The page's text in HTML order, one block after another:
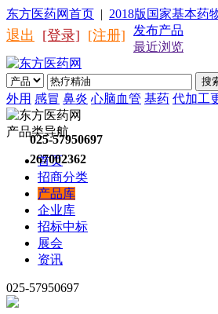
东方医药网首页 | 2018版国家基本药
退出 [登录] [注册]
发布产品
最近浏览
搜
外用 感冒 鼻炎 心脑血管 基药 代加工
025-57950697
267002362
产品类导航
首页
招商分类
产品库
企业库
招标中标
展会
资讯
025-57950697